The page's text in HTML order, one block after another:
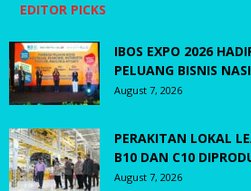
EDITOR PICKS
IBOS EXPO 2026
PELUANG BISNIS
August 7, 2026
PERAKITAN LOKAL
B10 DAN C10
August 7, 2026